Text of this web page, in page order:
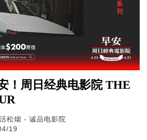
！周日经典电影院 THE
松烟 - 诚品电影院
19